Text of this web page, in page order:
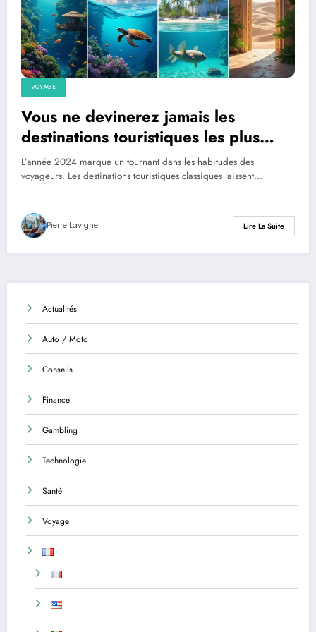
VOYAGE
Vous ne devinerez jamais les
destinations touristiques les plus
étonnantes à visiter en 2024
L’année 2024 marque un tournant dans les habitudes des
voyageurs. Les destinations touristiques classiques laissent…
Pierre Lavigne Lire La Suite
Actualités
Auto / Moto
Conseils
Finance
Gambling
Technologie
Santé
Voyage